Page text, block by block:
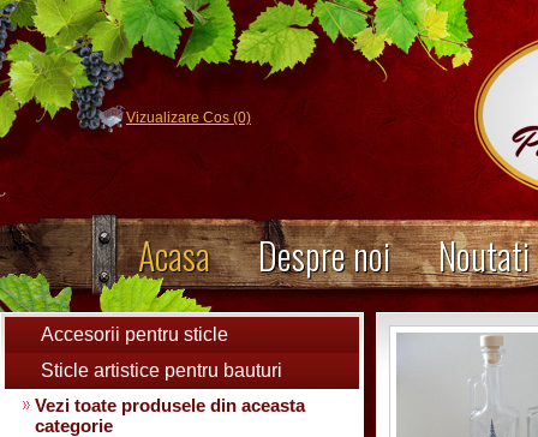
Vizualizare Cos (0)
Acasa Despre noi Noutati
Accesorii pentru sticle
Sticle artistice pentru bauturi
Vezi toate produsele din aceasta
categorie